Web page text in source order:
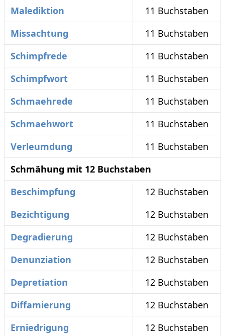
Malediktion
11 Buchstaben
Missachtung
11 Buchstaben
Schimpfrede
11 Buchstaben
Schimpfwort
11 Buchstaben
Schmaehrede
11 Buchstaben
Schmaehwort
11 Buchstaben
Verleumdung
11 Buchstaben
Schmähung mit 12 Buchstaben
Beschimpfung
12 Buchstaben
Bezichtigung
12 Buchstaben
Degradierung
12 Buchstaben
Denunziation
12 Buchstaben
Depretiation
12 Buchstaben
Diffamierung
12 Buchstaben
Erniedrigung
12 Buchstaben